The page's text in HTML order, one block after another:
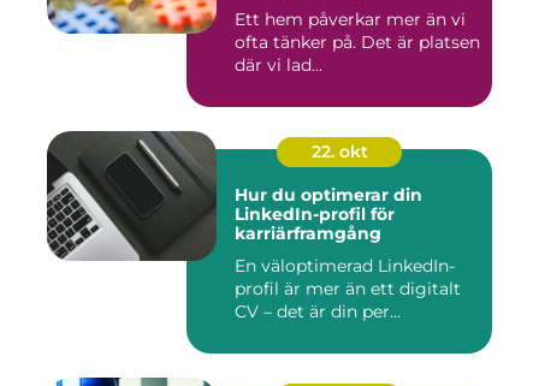
Ett hem påverkar mer än vi
ofta tänker på. Det är platsen
där vi lad...
22. okt
Hur du optimerar din
LinkedIn-profil för
karriärframgång
En väloptimerad LinkedIn-
profil är mer än ett digitalt
CV – det är din per...